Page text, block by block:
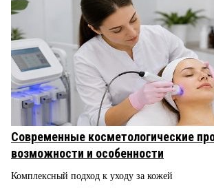
Современные косметологические
возможности и особенности
Комплексный подход к уходу за кожей